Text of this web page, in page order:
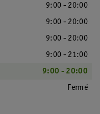
9:00 - 20:00
9:00 - 20:00
9:00 - 20:00
9:00 - 21:00
9:00 - 20:00
Fermé